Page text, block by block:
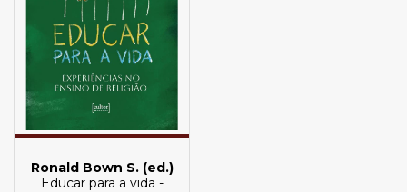
Ronald Bown S. (ed.)
Educar para a vida -